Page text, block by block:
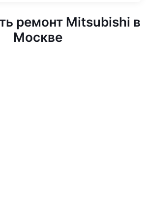
ремонт Mitsubishi в
Москве